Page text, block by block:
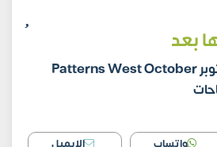
بعد
مول باترنز ويست أكتوبر Patterns West October
واتساب الايميل